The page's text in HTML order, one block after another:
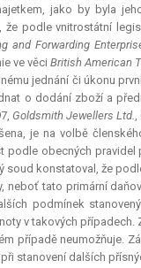
jako by byla
že podle vnitrostátní
and Forwarding
ve věciBritish American
jednání či úkonu
o dodání zboží a
Goldsmith Jewellers Ltd.,
je na volbě
obecných
soud konstatoval, že
tato primární
podmínek
v takových
případě neumožňuje.
stanovení dalších